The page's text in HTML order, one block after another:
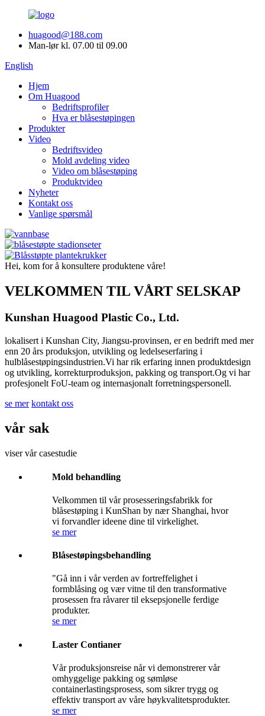
huagood@188.com
Man-lør kl. 07.00 til 09.00
English
Hjem
Om Huagood
Bedriftsprofiler
Hva er blåsestøpingen
Produkter
Video
Bedriftsvideo
Mold avdeling video
Video om blåsestøping
Produktvideo
Nyheter
Kontakt oss
Vanlige spørsmål
Hei, kom for å konsultere produktene våre!
VELKOMMEN TIL VÅRT SELSKAP
Kunshan Huagood Plastic Co., Ltd.
lokalisert i Kunshan City, Jiangsu-provinsen, er en bedrift med mer
enn 20 års produksjon, utvikling og ledelseserfaring i
hulblåsestøpingsindustrien.Vi har rik erfaring innen produktdesign
og utvikling, korrekturproduksjon, pakking og transport.Og vi har
profesjonelt FoU-team og internasjonalt forretningspersonell.
se mer kontakt oss
vår sak
viser vår casestudie
Mold behandling
Velkommen til vår prosesseringsfabrikk for
blåsestøping i KunShan by nær Shanghai, hvor
vi forvandler ideene dine til virkelighet.
se mer
Blåsestøpingsbehandling
"Gå inn i vår verden av fortreffelighet i
formblåsing og vær vitne til den transformative
prosessen fra råvarer til eksepsjonelle ferdige
produkter.
se mer
Laster Contianer
Vår produksjonsreise når vi demonstrerer vår
omhyggelige pakking og sømløse
containerlastingsprosess, som sikrer trygg og
effektiv transport av våre høykvalitetsprodukter.
se mer